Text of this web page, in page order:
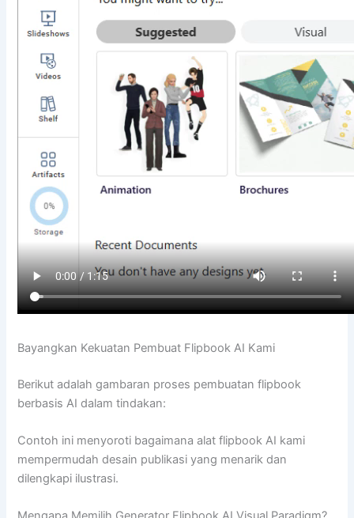
Bayangkan Kekuatan Pembuat Flipbook AI Kami
Berikut adalah gambaran proses pembuatan flipbook
berbasis AI dalam tindakan:
Contoh ini menyoroti bagaimana alat flipbook AI kami
mempermudah desain publikasi yang menarik dan
dilengkapi ilustrasi.